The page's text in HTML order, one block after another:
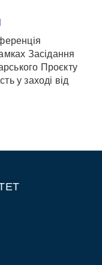
Засідання
Проєкту
у заході від